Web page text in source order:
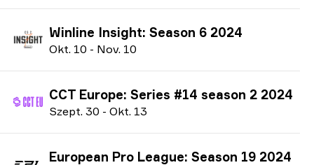
Winline Insight: Season 6 2024
Okt. 10 - Nov. 10
CCT Europe: Series #14 season 2 2024
Szept. 30 - Okt. 13
European Pro League: Season 19 2024